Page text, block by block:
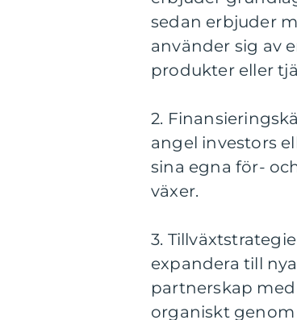
sedan erbjuder
använder sig av
produkter eller
2.
angel investors
sina egna för-
växer.
3.
expandera till
partnerskap
organiskt